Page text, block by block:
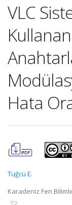
VLC
Hata
Tuğcu E.
Karadeniz Fen